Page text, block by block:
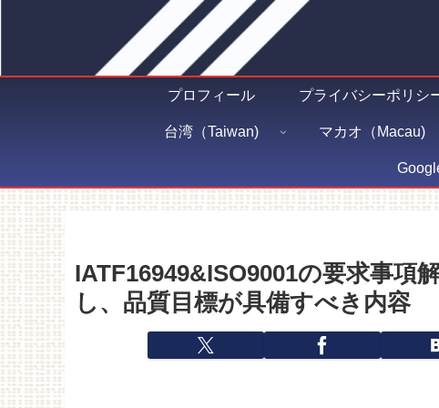
プロフィール プライバシーポリシ
台湾（Taiwan) マカオ（Macau)
IATF16949&ISO9001の要求事項
し、品質目標が具備すべき内容